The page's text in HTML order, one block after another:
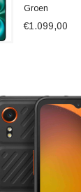
Groen
€1.099,00